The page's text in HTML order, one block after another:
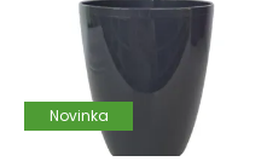
Novinka